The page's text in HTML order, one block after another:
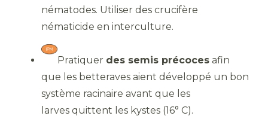
nématodes. Utiliser des crucifère
nématicide en interculture.
Pratiquer des semis précoces afin
que les betteraves aient développé un bon
système racinaire avant que les
larves quittent les kystes (16° C).